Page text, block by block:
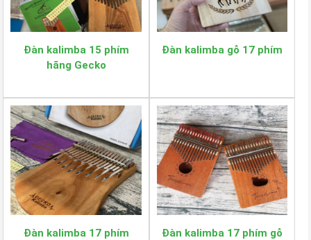
Đàn kalimba 15 phím
hãng Gecko
Đàn kalimba gỗ 17 phím
Đàn kalimba 17 phím
Đàn kalimba 17 phím gỗ